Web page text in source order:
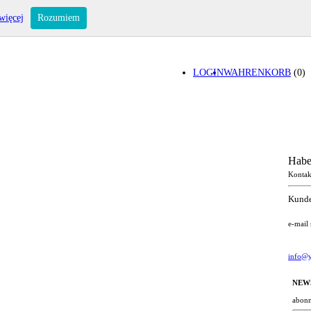
WAHRENKORB (0)
LOGIN
e-mail
Rozumiem